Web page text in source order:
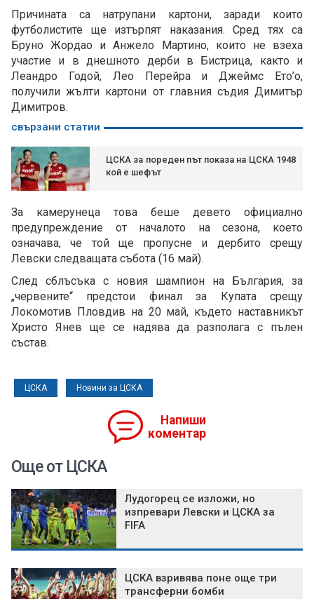
Причината са натрупани картони, заради които
футболистите ще изтърпят наказания. Сред тях са
Бруно Жордао и Анжело Мартино, които не взеха
участие и в днешното дерби в Бистрица, както и
Леандро Годой, Лео Перейра и Джеймс Ето’о,
получили жълти картони от главния съдия Димитър
Димитров.
свързани статии
ЦСКА за пореден път показа на ЦСКА 1948
кой е шефът
За камерунеца това беше девето официално
предупреждение от началото на сезона, което
означава, че той ще пропусне и дербито срещу
Левски следващата събота (16 май).
След сблъсъка с новия шампион на България, за
„червените“ предстои финал за Купата срещу
Локомотив Пловдив на 20 май, където наставникът
Христо Янев ще се надява да разполага с пълен
състав.
ЦСКА Новини за ЦСКА
Напиши
коментар
Още от ЦСКА
Лудогорец се изложи, но
изпревари Левски и ЦСКА за
FIFA
ЦСКА взривява поне още три
трансферни бомби